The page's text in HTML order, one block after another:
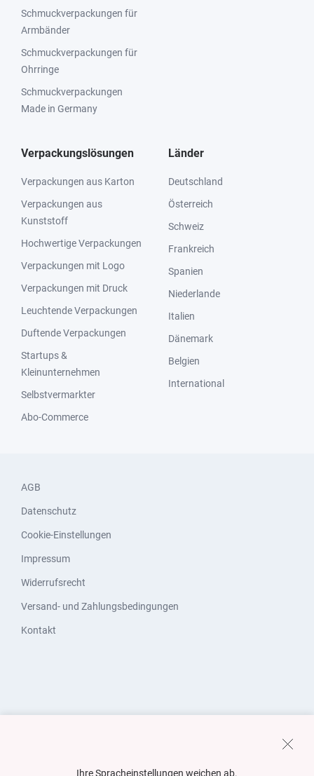
Schmuckverpackungen für
Armbänder
Schmuckverpackungen für
Ohrringe
Schmuckverpackungen
Made in Germany
Verpackungslösungen
Verpackungen aus Karton
Verpackungen aus
Kunststoff
Hochwertige Verpackungen
Verpackungen mit Logo
Verpackungen mit Druck
Leuchtende Verpackungen
Duftende Verpackungen
Startups &
Kleinunternehmen
Selbstvermarkter
Abo-Commerce
Länder
Deutschland
Österreich
Schweiz
Frankreich
Spanien
Niederlande
Italien
Dänemark
Belgien
International
AGB
Datenschutz
Cookie-Einstellungen
Impressum
Widerrufsrecht
Versand- und Zahlungsbedingungen
Kontakt
Ihre Spracheinstellungen weichen ab.